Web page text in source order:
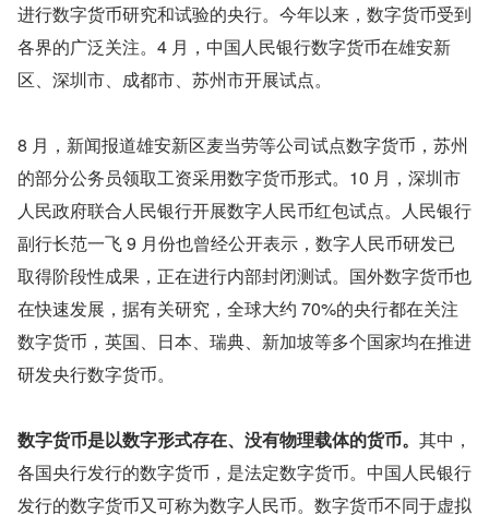
进行数字货币研究和试验的央行。今年以来，数字货币受到
各界的广泛关注。4 月，中国人民银行数字货币在雄安新
区、深圳市、成都市、苏州市开展试点。
8 月，新闻报道雄安新区麦当劳等公司试点数字货币，苏州
的部分公务员领取工资采用数字货币形式。10 月，深圳市
人民政府联合人民银行开展数字人民币红包试点。人民银行
副行长范一飞 9 月份也曾经公开表示，数字人民币研发已
取得阶段性成果，正在进行内部封闭测试。国外数字货币也
在快速发展，据有关研究，全球大约 70%的央行都在关注
数字货币，英国、日本、瑞典、新加坡等多个国家均在推进
研发央行数字货币。
数字货币是以数字形式存在、没有物理载体的货币。 其中，
各国央行发行的数字货币，是法定数字货币。中国人民银行
发行的数字货币又可称为数字人民币。数字货币不同于虚拟